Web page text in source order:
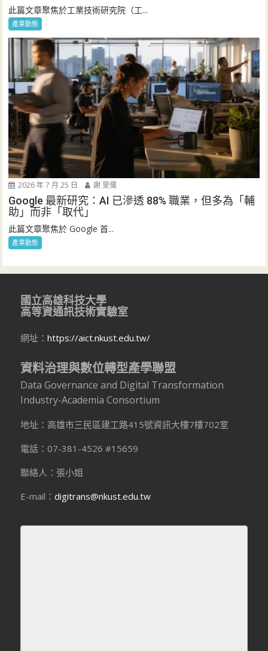
此篇文章聚焦於工業技術研究院（工...
產業動態
2026 年 7 月 25 日 謝 旻儒
Google 最新研究：AI 已滲透 88% 職業，但多為「輔
助」而非「取代」
此篇文章聚焦於 Google 首...
產業動態
國立高雄科技大學
高等資通訊技術實驗室
網址：https://aict.nkust.edu.tw/
資料治理與數位轉型產學聯盟
Data Governance and Digital Transformation
Industry-Academia Consortium
地址：高雄市三民區建工路415號資訊大樓7樓702室
電話：07-381-4526 #15659
聯絡人：張小姐
E-mail：digitrans@nkust.edu.tw